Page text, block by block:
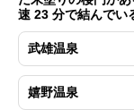
速 23 分で結んでい
武雄温泉
嬉野温泉